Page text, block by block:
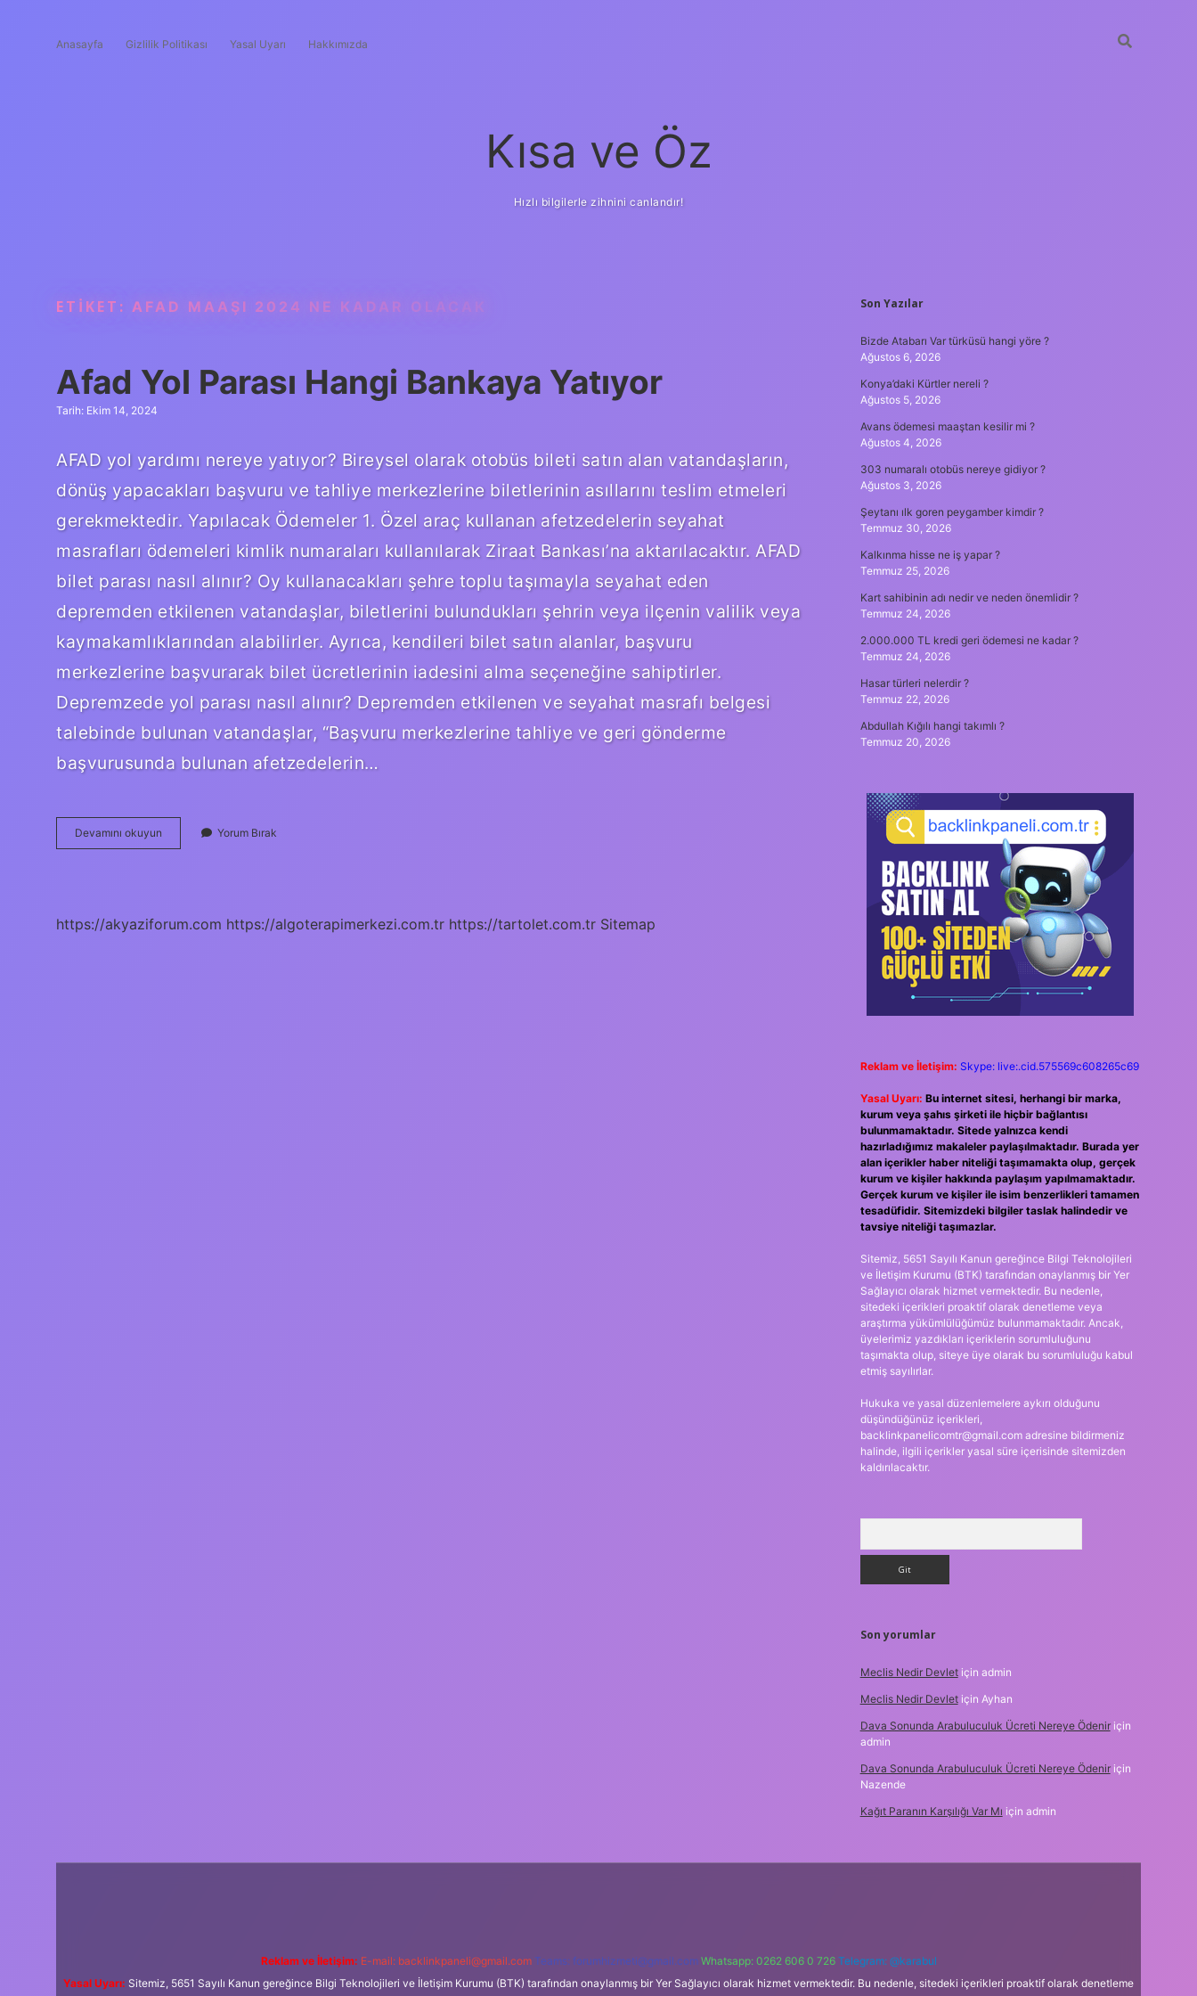
Anasayfa Gizlilik Politikası Yasal Uyarı Hakkımızda
Kısa ve Öz
Hızlı bilgilerle zihnini canlandır!
ETIKET: AFAD MAAŞI 2024 NE KADAR OLACAK
Afad Yol Parası Hangi Bankaya Yatıyor
Tarih: Ekim 14, 2024
AFAD yol yardımı nereye yatıyor? Bireysel olarak otobüs bileti satın alan vatandaşların,
dönüş yapacakları başvuru ve tahliye merkezlerine biletlerinin asıllarını teslim etmeleri
gerekmektedir. Yapılacak Ödemeler 1. Özel araç kullanan afetzedelerin seyahat
masrafları ödemeleri kimlik numaraları kullanılarak Ziraat Bankası’na aktarılacaktır. AFAD
bilet parası nasıl alınır? Oy kullanacakları şehre toplu taşımayla seyahat eden
depremden etkilenen vatandaşlar, biletlerini bulundukları şehrin veya ilçenin valilik veya
kaymakamlıklarından alabilirler. Ayrıca, kendileri bilet satın alanlar, başvuru
merkezlerine başvurarak bilet ücretlerinin iadesini alma seçeneğine sahiptirler.
Depremzede yol parası nasıl alınır? Depremden etkilenen ve seyahat masrafı belgesi
talebinde bulunan vatandaşlar, “Başvuru merkezlerine tahliye ve geri gönderme
başvurusunda bulunan afetzedelerin…
Devamını okuyun
Yol
Yorum Bırak
https://akyaziforum.com https://algoterapimerkezi.com.tr https://tartolet.com.tr Sitemap
SIDEBAR
Son Yazılar
Bizde Atabarı Var türküsü hangi yöre ?
Ağustos 6, 2026
Konya’daki Kürtler nereli ?
Ağustos 5, 2026
Avans ödemesi maaştan kesilir mi ?
Ağustos 4, 2026
303 numaralı otobüs nereye gidiyor ?
Ağustos 3, 2026
Şeytanı ılk goren peygamber kimdir ?
Temmuz 30, 2026
Kalkınma hisse ne iş yapar ?
Temmuz 25, 2026
Kart sahibinin adı nedir ve neden önemlidir ?
Temmuz 24, 2026
2.000.000 TL kredi geri ödemesi ne kadar ?
Temmuz 24, 2026
Hasar türleri nelerdir ?
Temmuz 22, 2026
Abdullah Kığılı hangi takımlı ?
Temmuz 20, 2026
Reklam ve İletişim: Skype: live:.cid.575569c608265c69
Yasal Uyarı: Bu internet sitesi, herhangi bir marka,
kurum veya şahıs şirketi ile hiçbir bağlantısı
bulunmamaktadır. Sitede yalnızca kendi
hazırladığımız makaleler paylaşılmaktadır. Burada yer
alan içerikler haber niteliği taşımamakta olup, gerçek
kurum ve kişiler hakkında paylaşım yapılmamaktadır.
Gerçek kurum ve kişiler ile isim benzerlikleri tamamen
tesadüfidir. Sitemizdeki bilgiler taslak halindedir ve
tavsiye niteliği taşımazlar.
Sitemiz, 5651 Sayılı Kanun gereğince Bilgi Teknolojileri
ve İletişim Kurumu (BTK) tarafından onaylanmış bir Yer
Sağlayıcı olarak hizmet vermektedir. Bu nedenle,
sitedeki içerikleri proaktif olarak denetleme veya
araştırma yükümlülüğümüz bulunmamaktadır. Ancak,
üyelerimiz yazdıkları içeriklerin sorumluluğunu
taşımakta olup, siteye üye olarak bu sorumluluğu kabul
etmiş sayılırlar.
Hukuka ve yasal düzenlemelere aykırı olduğunu
düşündüğünüz içerikleri,
backlinkpanelicomtr@gmail.comadresine bildirmeniz
halinde, ilgili içerikler yasal süre içerisinde sitemizden
kaldırılacaktır.
Son yorumlar
Meclis Nedir Devletiçin admin
Meclis Nedir Devletiçin Ayhan
Dava Sonunda Arabuluculuk Ücreti Nereye Ödeniriçin
admin
Dava Sonunda Arabuluculuk Ücreti Nereye Ödeniriçin
Nazende
Kağıt Paranın Karşılığı Var Mı için admin
Reklam ve İletişim: E-mail: backlinkpaneli@gmail.com Teams: forumhizmeti@gmail.com Whatsapp: 0262 606 0 726 Telegram: @karabul
Yasal Uyarı: Sitemiz, 5651 Sayılı Kanun gereğince Bilgi Teknolojileri ve İletişim Kurumu (BTK) tarafından onaylanmış bir Yer Sağlayıcı olarak hizmet vermektedir. Bu nedenle, sitedeki içerikleri proaktif olarak denetleme